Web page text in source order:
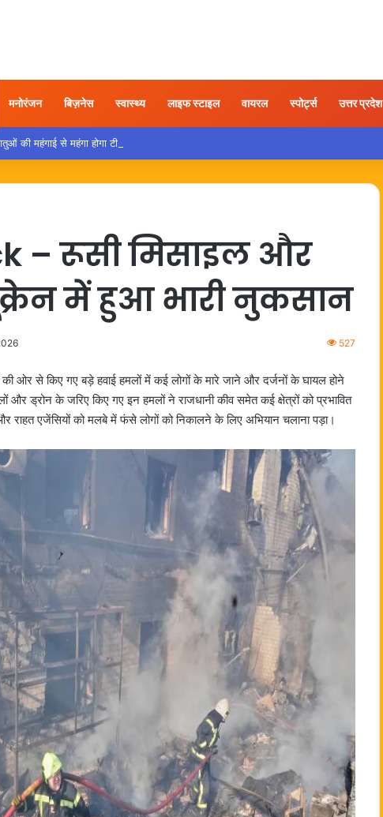
मनोरंजन बिज़नेस स्वास्थ्य लाइफ स्टाइल वायरल स्पोर्ट्स उत्तर प्रदेश
की महंगाई से महंगा होगा टीवी, फ्रिज, एसी और कार खरीदना…
– रूसी मिसाइल और
में हुआ भारी नुकसान
527
ओर से किए गए बड़े हवाई हमलों में कई लोगों के मारे जाने और दर्जनों के घायल होने
और ड्रोन के जरिए किए गए इन हमलों ने राजधानी कीव समेत कई क्षेत्रों को प्रभावित
राहत एजेंसियों को मलबे में फंसे लोगों को निकालने के लिए अभियान चलाना पड़ा।